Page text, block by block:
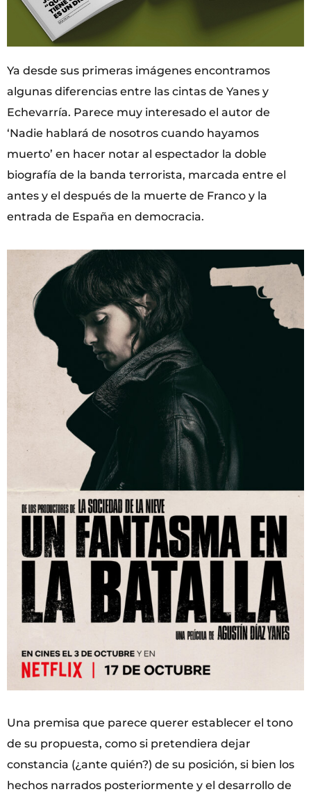
Ya desde sus primeras imágenes encontramos
algunas diferencias entre las cintas de Yanes y
Echevarría. Parece muy interesado el autor de
‘Nadie hablará de nosotros cuando hayamos
muerto’ en hacer notar al espectador la doble
biografía de la banda terrorista, marcada entre el
antes y el después de la muerte de Franco y la
entrada de España en democracia.
Una premisa que parece querer establecer el tono
de su propuesta, como si pretendiera dejar
constancia (¿ante quién?) de su posición, si bien los
hechos narrados posteriormente y el desarrollo de